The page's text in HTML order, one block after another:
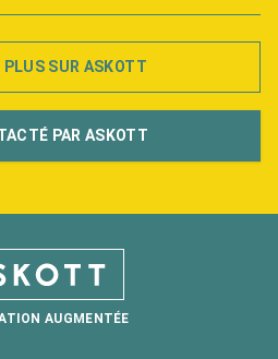
PLUS SUR ASKOTT
PAR ASKOTT
AUGMENTÉE